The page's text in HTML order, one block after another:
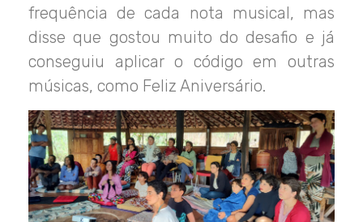
frequência de cada nota musical, mas
disse que gostou muito do desafio e já
conseguiu aplicar o código em outras
músicas, como Feliz Aniversário.